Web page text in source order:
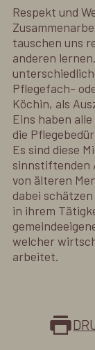
Respekt und
tauschen uns
anderen
Pflegefach-
Köchin, als
Eins haben
die
Es sind diese
sinnstiftenden
von älteren
dabei
in ihrem
welcher
arbeitet.